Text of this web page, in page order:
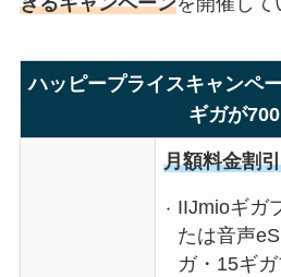
ハッピープライスキャンペ
ギガが
月額料金割
IIJmioギガ
たは音声
ガ・15ギ